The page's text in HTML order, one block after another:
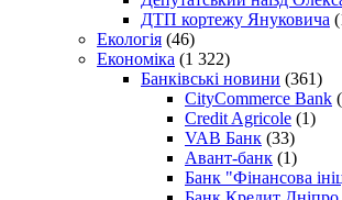
ДТП кортежу Януковича
Екологія (46)
Економіка (1 322)
Банківські новини (361)
CityCommerce Bank
Credit Agricole (1)
VAB Банк (33)
Авант-банк (1)
Банк "Фінансова